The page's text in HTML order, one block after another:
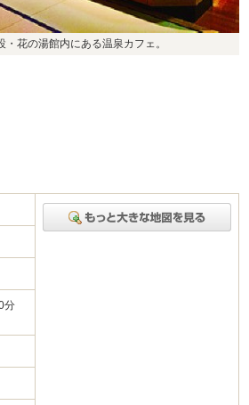
・花の湯館内にある温泉カフェ。
分